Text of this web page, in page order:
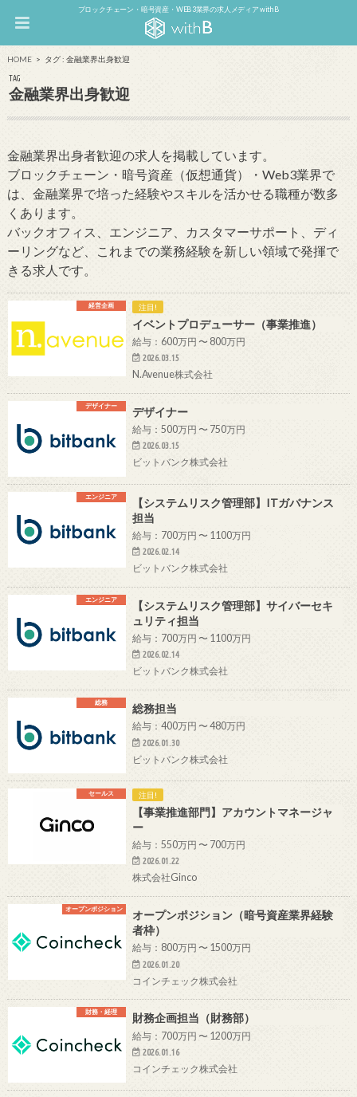
ブロックチェーン・暗号資産・WEB3業界の求人メディア withB
HOME タグ : 金融業界出身歓迎
TAG
金融業界出身歓迎
金融業界出身者歓迎の求人を掲載しています。
ブロックチェーン・暗号資産（仮想通貨）・Web3業界で
は、金融業界で培った経験やスキルを活かせる職種が数多
くあります。
バックオフィス、エンジニア、カスタマーサポート、ディ
ーリングなど、これまでの業務経験を新しい領域で発揮で
きる求人です。
経営企画 注目!
イベントプロデューサー（事業推進）
給与：600万円 〜 800万円
2026.03.15
N.Avenue株式会社
デザイナー デザイナー
給与：500万円 〜 750万円
2026.03.15
ビットバンク株式会社
エンジニア
【システムリスク管理部】ITガバナンス
担当
給与：700万円 〜 1100万円
2026.02.14
ビットバンク株式会社
エンジニア
【システムリスク管理部】サイバーセキ
ュリティ担当
給与：700万円 〜 1100万円
2026.02.14
ビットバンク株式会社
総務 総務担当
給与：400万円 〜 480万円
2026.01.30
ビットバンク株式会社
セールス 注目!
【事業推進部門】アカウントマネージャ
ー
給与：550万円 〜 700万円
2026.01.22
株式会社Ginco
オープンポジション
オープンポジション（暗号資産業界経験
者枠）
給与：800万円 〜 1500万円
2026.01.20
コインチェック株式会社
財務・経理 財務企画担当（財務部）
給与：700万円 〜 1200万円
2026.01.16
コインチェック株式会社